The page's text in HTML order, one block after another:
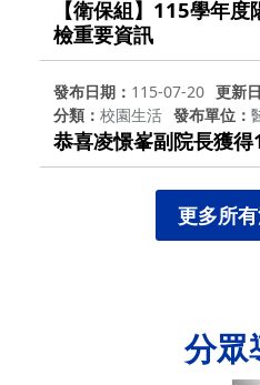
【衛保組】115學年
檢重要資訊
發布日期 115-07-20 更新
分類
校園生活 發布單位
恭喜凌憬峯副院長獲
更多所
分眾